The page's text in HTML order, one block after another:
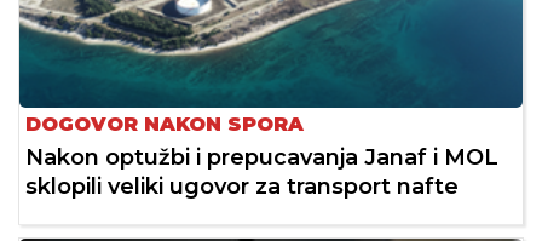
DOGOVOR NAKON SPORA
Nakon optužbi i prepucavanja Janaf i MOL
sklopili veliki ugovor za transport nafte